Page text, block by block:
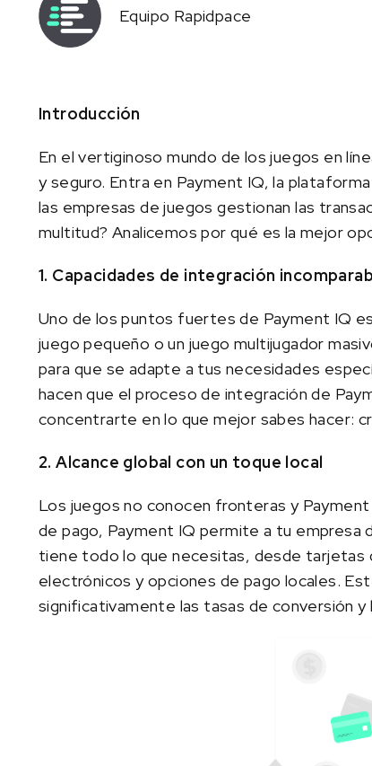
Equipo Rapidpace
Introducción
En el vertiginoso mundo de los juegos en
y seguro. Entra en Payment IQ, la
las empresas de juegos gestionan las
multitud? Analicemos por qué es la mejor
1. Capacidades de integración
Uno de los puntos fuertes de Payment IQ
juego pequeño o un juego multijugador
para que se adapte a tus necesidades
hacen que el proceso de integración de
concentrarte en lo que mejor sabes hacer:
2. Alcance global con un toque local
Los juegos no conocen fronteras y
de pago, Payment IQ permite a tu empresa
tiene todo lo que necesitas, desde tarjetas
electrónicos y opciones de pago locales.
significativamente las tasas de conversión